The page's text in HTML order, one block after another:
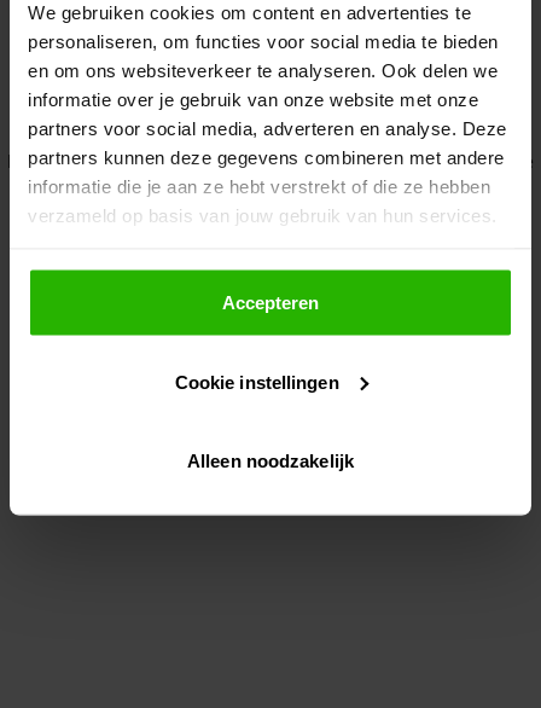
We gebruiken cookies om content en advertenties te
personaliseren, om functies voor social media te bieden
en om ons websiteverkeer te analyseren. Ook delen we
informatie over je gebruik van onze website met onze
partners voor social media, adverteren en analyse. Deze
partners kunnen deze gegevens combineren met andere
informatie die je aan ze hebt verstrekt of die ze hebben
verzameld op basis van jouw gebruik van hun services.
Als je op "Accepteer" klikt, dan geef je Voordeeluitjes.nl
toestemming om cookies voor social media en
gepersonaliseerde advertenties te plaatsen.
Lees hier meer over in onsprivacybeleid
Via "Cookie instellingen" kun je ook zelf instellen welke
Accepteren
Cookie instellingen
Alleen noodzakelijk
Application error: a client-side exception has occurred while
loadingwww.voordeeluitjes.nl (see the browser console for more
information).